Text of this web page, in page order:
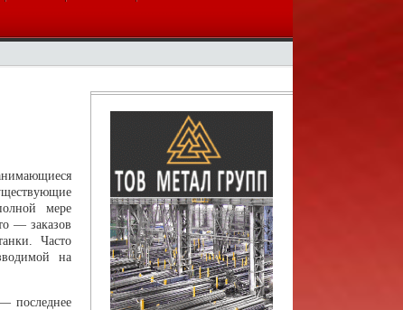
мере
— заказов
Часто
на
последнее